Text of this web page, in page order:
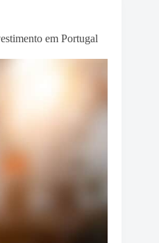
em Portugal